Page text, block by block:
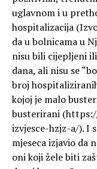
uglavnom i u
hospitalizacija
da u bolnicama u
nisu bili cijepljeni
dana, ali nisu se
broj
kojoj je malo
busterirani
izvjesce-hzjz-a/). I
mjeseca izjavio da
oni koji žele biti